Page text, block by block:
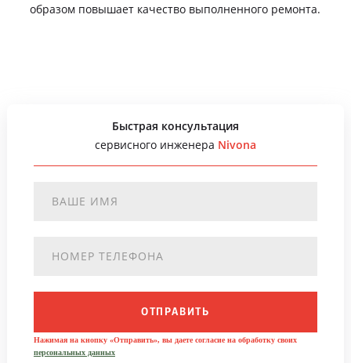
образом повышает качество выполненного ремонта.
Быстрая консультация
сервисного инженера Nivona
ОТПРАВИТЬ
Нажимая на кнопку «Отправить», вы даете согласие на обработку своих
персональных данных